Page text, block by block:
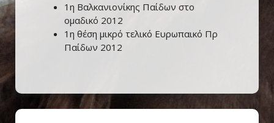
1η Βαλκανιονίκης Παίδων στο
ομαδικό 2012
1η θέση μικρό τελικό Ευρωπαικό Πρ
Παίδων 2012